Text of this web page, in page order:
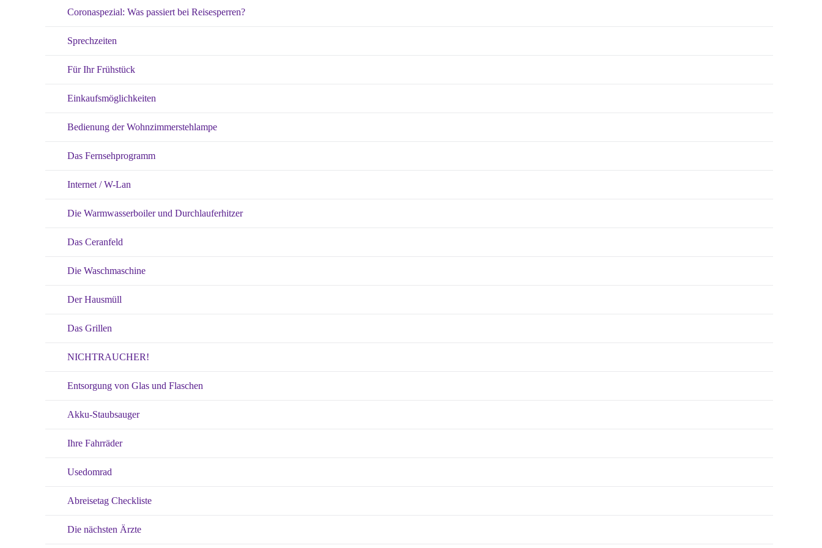
Coronaspezial: Was passiert bei Reisesperren?
Sprechzeiten
Für Ihr Frühstück
Einkaufsmöglichkeiten
Bedienung der Wohnzimmerstehlampe
Das Fernsehprogramm
Internet / W-Lan
Die Warmwasserboiler und Durchlauferhitzer
Das Ceranfeld
Die Waschmaschine
Der Hausmüll
Das Grillen
NICHTRAUCHER!
Entsorgung von Glas und Flaschen
Akku-Staubsauger
Ihre Fahrräder
Usedomrad
Abreisetag Checkliste
Die nächsten Ärzte